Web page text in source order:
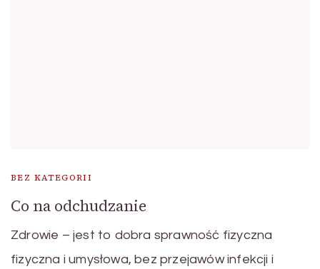
BEZ KATEGORII
Co na odchudzanie
Zdrowie – jest to dobra sprawność fizyczna
fizyczna i umysłowa, bez przejawów infekcji i